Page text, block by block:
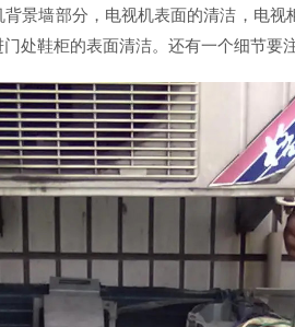
景墙部分，电视机表面的清洁，电
处鞋柜的表面清洁。还有一个细节要